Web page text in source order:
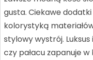
gusta. Ciekawe
kolorystyką
stylowy wystrój.
czy pałacu zapanuje